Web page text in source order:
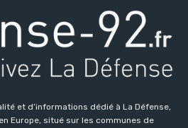
et d’informations dédié à La Défense,
Europe, situé sur les communes de